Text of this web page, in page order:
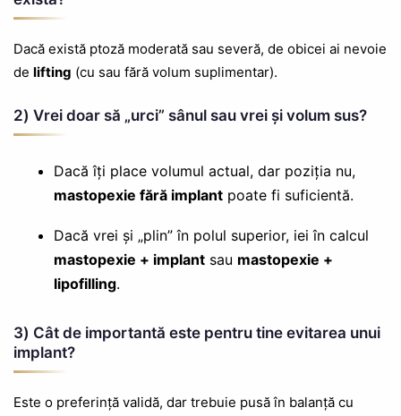
Dacă există ptoză moderată sau severă, de obicei ai nevoie
de lifting (cu sau fără volum suplimentar).
2) Vrei doar să „urci” sânul sau vrei și volum sus?
Dacă îți place volumul actual, dar poziția nu,
mastopexie fără implantpoate fi suficientă.
Dacă vrei și „plin” în polul superior, iei în calcul
mastopexie + implantsau mastopexie +
lipofilling.
3) Cât de importantă este pentru tine evitarea unui
implant?
Este o preferință validă, dar trebuie pusă în balanță cu